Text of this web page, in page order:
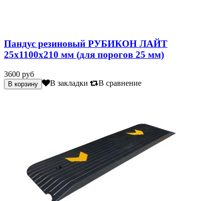
Пандус резиновый РУБИКОН ЛАЙТ
25х1100х210 мм (для порогов 25 мм)
3600 руб
В закладки В сравнение